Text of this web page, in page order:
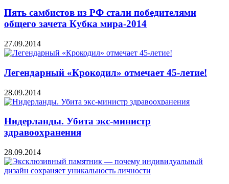
Пять самбистов из РФ стали победителями
общего зачета Кубка мира-2014
27.09.2014
Легендарный «Крокодил» отмечает 45-летие!
28.09.2014
Нидерланды. Убита экс-министр
здравоохранения
28.09.2014